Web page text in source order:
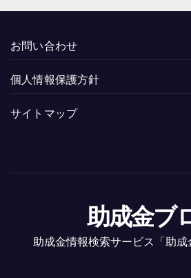
お問い合わせ
個人情報保護方針
サイトマップ
助成金ブ
助成金情報検索サービス「助